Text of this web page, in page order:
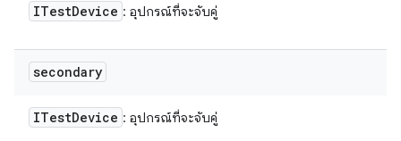
ITestDevice : อุปกรณ์ที่จะจับคู่
secondary
ITestDevice : อุปกรณ์ที่จะจับคู่